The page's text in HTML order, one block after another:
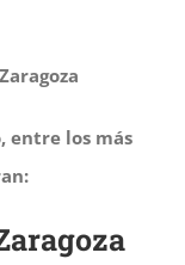
entre los más